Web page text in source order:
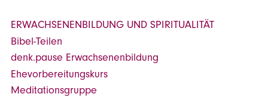
ERWACHSENENBILDUNG UND SPIRITUALITÄT
Bibel-Teilen
denk.pause Erwachsenenbildung
Ehevorbereitungskurs
Meditationsgruppe